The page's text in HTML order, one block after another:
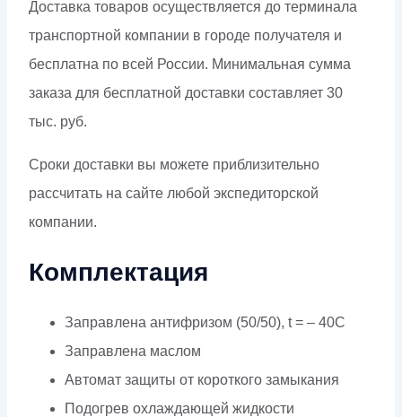
Доставка товаров осуществляется до терминала
транспортной компании в городе получателя и
бесплатна по всей России. Минимальная сумма
заказа для бесплатной доставки составляет 30
тыс. руб.
Сроки доставки вы можете приблизительно
рассчитать на сайте любой экспедиторской
компании.
Комплектация
Заправлена антифризом (50/50), t = – 40C
Заправлена маслом
Автомат защиты от короткого замыкания
Подогрев охлаждающей жидкости